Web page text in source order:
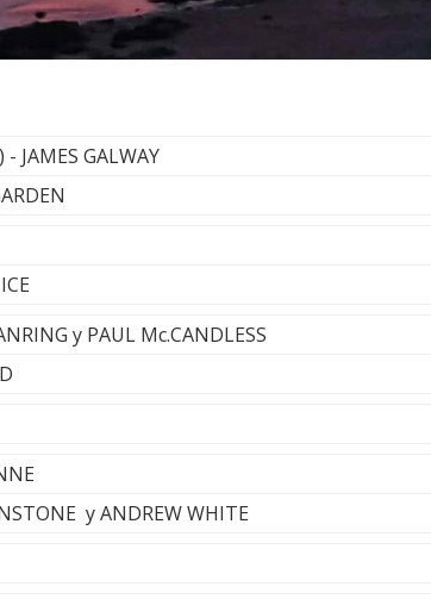
GALWAY
y PAUL Mc.CANDLESS
y ANDREW WHITE